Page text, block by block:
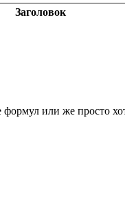
Заголовок
или же просто